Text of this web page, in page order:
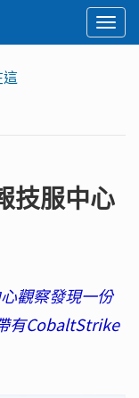
技服中心
觀察發現一份
有CobaltStrike